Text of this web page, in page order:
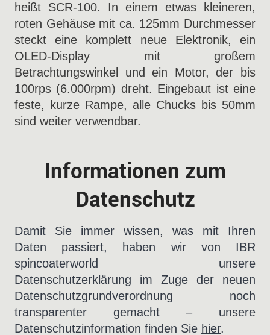
heißt SCR-100. In einem etwas kleineren,
roten Gehäuse mit ca. 125mm Durchmesser
steckt eine komplett neue Elektronik, ein
OLED-Display mit großem
Betrachtungswinkel und ein Motor, der bis
100rps (6.000rpm) dreht. Eingebaut ist eine
feste, kurze Rampe, alle Chucks bis 50mm
sind weiter verwendbar.
Informationen zum
Datenschutz
Damit Sie immer wissen, was mit Ihren
Daten passiert, haben wir von IBR
spincoaterworld unsere
Datenschutzerklärung im Zuge der neuen
Datenschutzgrundverordnung noch
transparenter gemacht – unsere
Datenschutzinformation finden Sie hier.